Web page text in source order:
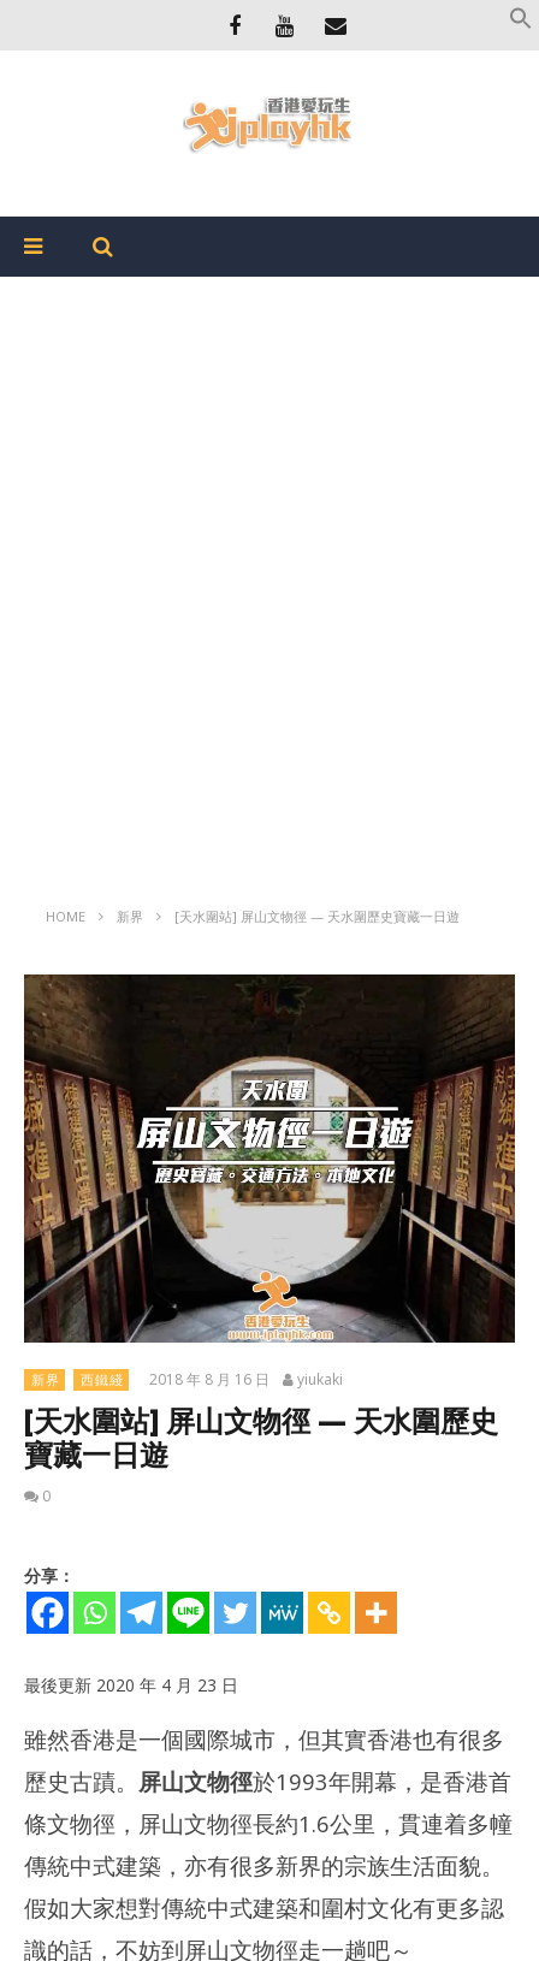
HOME 新界 [天水圍站] 屏山文物徑 — 天水圍歷史寶藏一日遊
新界 西鐵綫 2018 年 8 月 16 日 yiukaki
[天水圍站] 屏山文物徑 — 天水圍歷史
寶藏一日遊
0
NOW VIEWING
[天水圍站] 屏山文物徑 — 天水圍歷史寶藏一日遊
2018
分享：
最後更新 2020 年 4 月 23 日
雖然香港是一個國際城市，但其實香港也有很多
歷史古蹟。 屏山文物徑於1993年開幕，是香港首
條文物徑，屏山文物徑長約1.6公里，貫連着多幢
傳統中式建築，亦有很多新界的宗族生活面貌。
假如大家想對傳統中式建築和圍村文化有更多認
識的話，不妨到屏山文物徑走一趟吧～